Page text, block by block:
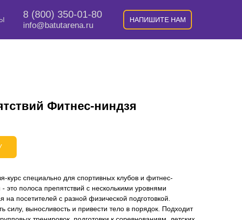
НАПИШИТЕ НАМ
8 (800) 350-01-80
info@batutarena.ru
Фитнес-ниндзя
курс специально для спортивных клубов и фитнес-
это полоса препятствий с несколькими уровнями
на посетителей с разной физической подготовкой.
силу, выносливость и привести тело в порядок. Подходит